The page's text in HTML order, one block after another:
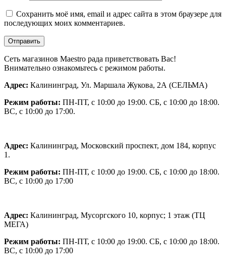
Сохранить моё имя, email и адрес сайта в этом браузере для
последующих моих комментариев.
Сеть магазинов Maestro рада приветствовать Вас!
Внимательно ознакомьтесь с режимом работы.
Адрес: Калининград, Ул. Маршала Жукова, 2А (СЕЛЬМА)
Режим работы: ПН-ПТ, с 10:00 до 19:00. СБ, с 10:00 до 18:00.
ВС, с 10:00 до 17:00.
Адрес: Калининград, Московский проспект, дом 184, корпус
1.
Режим работы: ПН-ПТ, с 10:00 до 19:00. СБ, с 10:00 до 18:00.
ВС, с 10:00 до 17:00
Адрес: Калининград, Мусоргского 10, корпус; 1 этаж (ТЦ
МЕГА)
Режим работы: ПН-ПТ, с 10:00 до 19:00. СБ, с 10:00 до 18:00.
ВС, с 10:00 до 17:00